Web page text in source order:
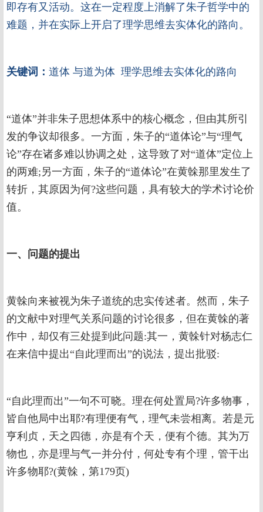
即存有又活动。这在一定程度上消解了朱子哲学中的
难题，并在实际上开启了理学思维去实体化的路向。
关键词： 道体 与道为体 理学思维去实体化的路向
“道体”并非朱子思想体系中的核心概念，但由其所引
发的争议却很多。一方面，朱子的“道体论”与“理气
论”存在诸多难以协调之处，这导致了对“道体”定位上
的两难;另一方面，朱子的“道体论”在黄榦那里发生了
转折，其原因为何?这些问题，具有较大的学术讨论价
值。
一、问题的提出
黄榦向来被视为朱子道统的忠实传述者。然而，朱子
的文献中对理气关系问题的讨论很多，但在黄榦的著
作中，却仅有三处提到此问题:其一，黄榦针对杨志仁
在来信中提出“自此理而出”的说法，提出批驳:
“自此理而出”一句不可晓。理在何处置局?许多物事，
皆自他局中出耶?有理便有气，理气未尝相离。若是元
亨利贞，天之四德，亦是有个天，便有个德。其为万
物也，亦是理与气一并分付，何处专有个理，管干出
许多物耶?(黄榦，第179页)